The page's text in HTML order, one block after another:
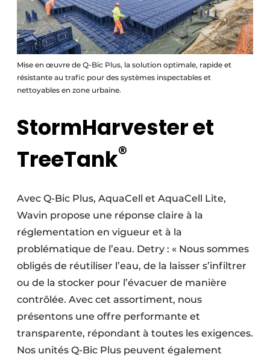
Mise en œuvre de Q-Bic Plus, la solution optimale, rapide et
résistante au trafic pour des systèmes inspectables et
nettoyables en zone urbaine.
StormHarvester et
TreeTank®
Avec Q-Bic Plus, AquaCell et AquaCell Lite,
Wavin propose une réponse claire à la
réglementation en vigueur et à la
problématique de l’eau. Detry : « Nous sommes
obligés de réutiliser l’eau, de la laisser s’infiltrer
ou de la stocker pour l’évacuer de manière
contrôlée. Avec cet assortiment, nous
présentons une offre performante et
transparente, répondant à toutes les exigences.
Nos unités Q-Bic Plus peuvent également